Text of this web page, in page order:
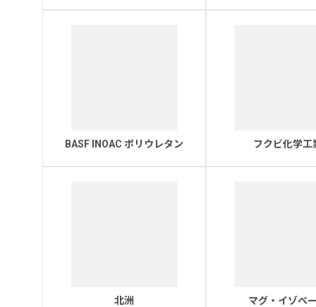
BASF INOAC ポリウレタン フクビ化学工
北洲 マグ・イゾベ